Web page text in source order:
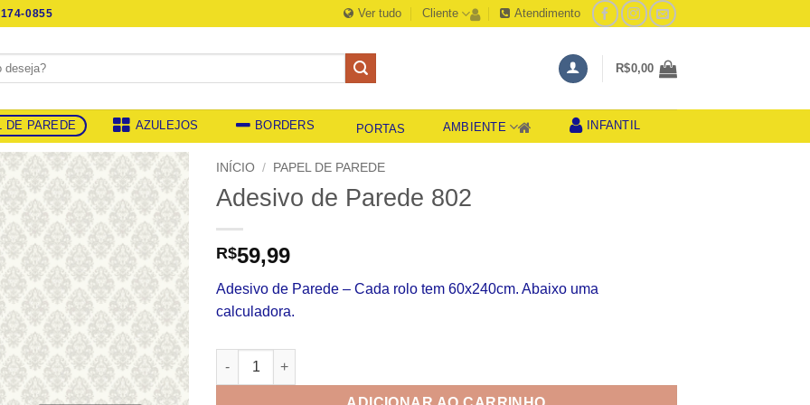
0855 Ver tudo Cliente Atendimento
R$0,00
DE PAREDE AZULEJOS BORDERS PORTAS AMBIENTE INFANTIL
INÍCIO / PAPEL DE PAREDE
Adesivo de Parede 802
R$59,99
Adesivo de Parede – Cada rolo tem 60x240cm. Abaixo uma
calculadora.
Adesivo de Parede 802 quantidade